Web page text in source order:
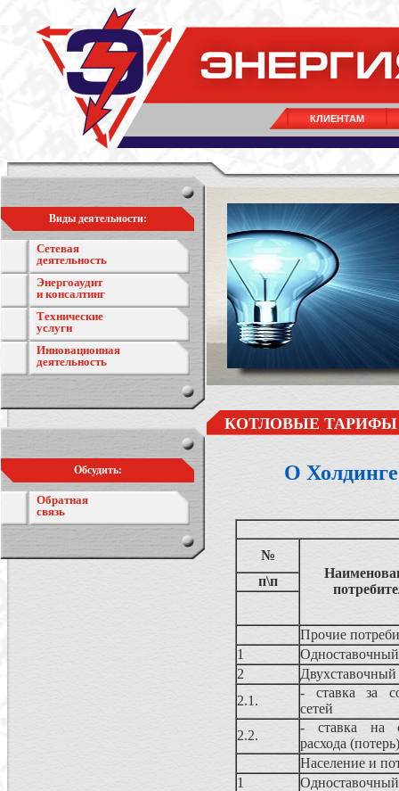
КЛИЕНТАМ
Виды деятельности:
Сетевая
деятельность
Энергоаудит
и консалтинг
Технические
услуги
Инновационная
деятельность
Обсудить:
Обратная
связь
КОТЛОВЫЕ ТАРИФЫ
О Холдинге
№
п\п
Прочие
1
2
2.1.
- ставка за
сетей
2.2.
- ставка на
расхода
Население и
1